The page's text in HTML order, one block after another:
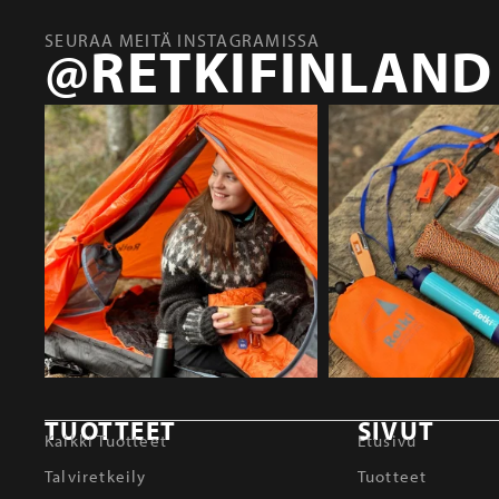
SEURAA MEITÄ INSTAGRAMISSA
@RETKIFINLAND
TUOTTEET
Kaikki Tuotteet
Talviretkeily
SIVUT
Etusivu
Tuotteet